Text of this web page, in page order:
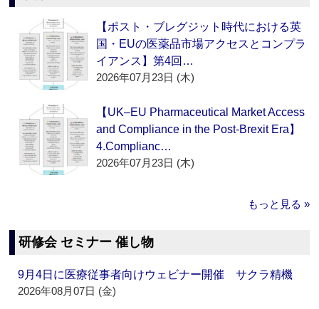
【ポスト・ブレグジット時代における英
国・EUの医薬品市場アクセスとコンプラ
イアンス】第4回…
2026年07月23日 (木)
【UK–EU Pharmaceutical Market Access
and Compliance in the Post-Brexit Era】
4.Complianc…
2026年07月23日 (木)
もっと見る »
研修会 セミナー 催し物
9月4日に医療従事者向けウェビナー開催 サクラ精機
2026年08月07日 (金)